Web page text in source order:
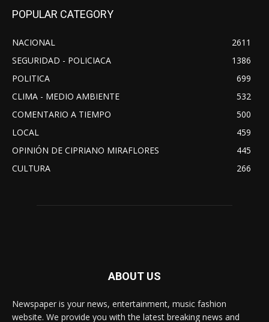
POPULAR CATEGORY
NACIONAL
2611
SEGURIDAD - POLICIACA
1386
POLITICA
699
CLIMA - MEDIO AMBIENTE
532
COMENTARIO A TIEMPO
500
LOCAL
459
OPINIÓN DE CIPRIANO MIRAFLORES
445
CULTURA
266
ABOUT US
Newspaper is your news, entertainment, music fashion
website. We provide you with the latest breaking news and